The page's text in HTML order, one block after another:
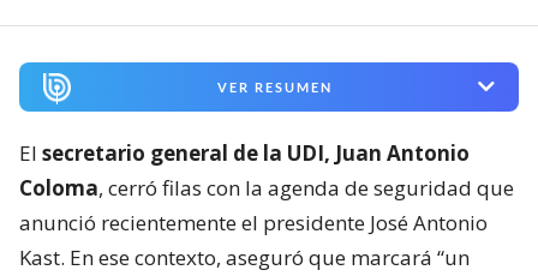
VER RESUMEN
El secretario general de la UDI, Juan Antonio
Coloma, cerró filas con la agenda de seguridad que
anunció recientemente el presidente José Antonio
Kast. En ese contexto, aseguró que marcará “un